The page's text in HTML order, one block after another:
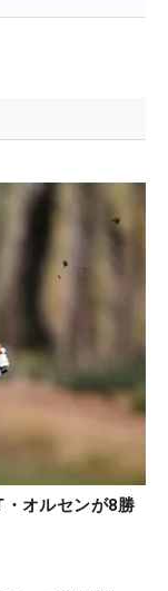
オルセンが8勝